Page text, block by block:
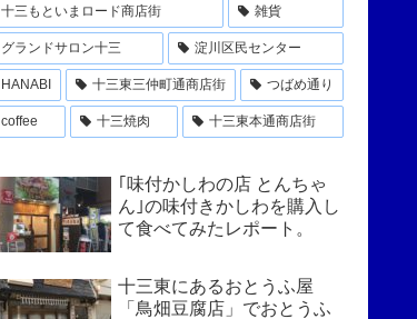
十三もといまロード商店街 雑貨
グランドサロン十三 淀川区民センター
HANABI 十三東三仲町通商店街 つばめ通り
coffee 十三焼肉 十三東本通商店街
｢味付かしわの店 とんちゃ
ん｣の味付きかしわを購入し
て食べてみたレポート。
十三東にあるおとうふ屋
「鳥畑豆腐店」でおとうふ